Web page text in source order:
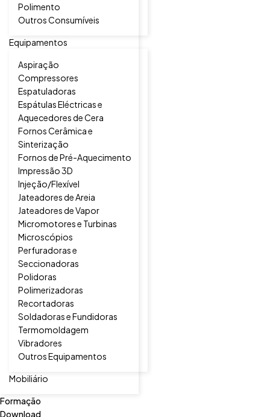
Polimento
Outros Consumíveis
Equipamentos
Aspiração
Compressores
Espatuladoras
Espátulas Eléctricas e
Aquecedores de Cera
Fornos Cerâmica e
Sinterização
Fornos de Pré-Aquecimento
Impressão 3D
Injeção/Flexível
Jateadores de Areia
Jateadores de Vapor
Micromotores e Turbinas
Microscópios
Perfuradoras e
Seccionadoras
Polidoras
Polimerizadoras
Recortadoras
Soldadoras e Fundidoras
Termomoldagem
Vibradores
Outros Equipamentos
Mobiliário
Formação
Download